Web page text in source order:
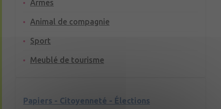
Armes
Animal de compagnie
Sport
Meublé de tourisme
Papiers - Citoyenneté - Élections